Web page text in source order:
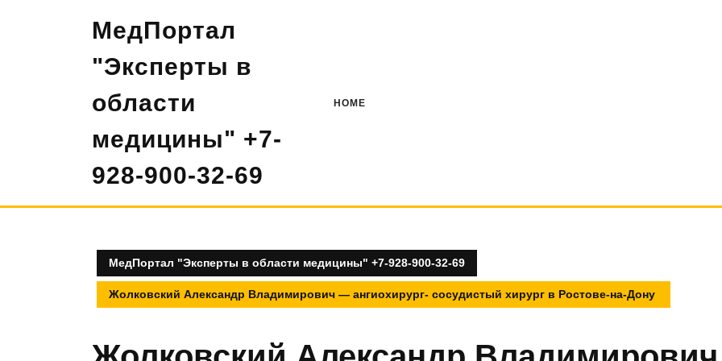
МедПортал
"Эксперты в
области
медицины" +7-
928-900-32-69
HOME
МедПортал "Эксперты в области медицины" +7-928-900-32-69
Жолковский Александр Владимирович — ангиохирург- сосудистый хирург в Ростове-на-Дону